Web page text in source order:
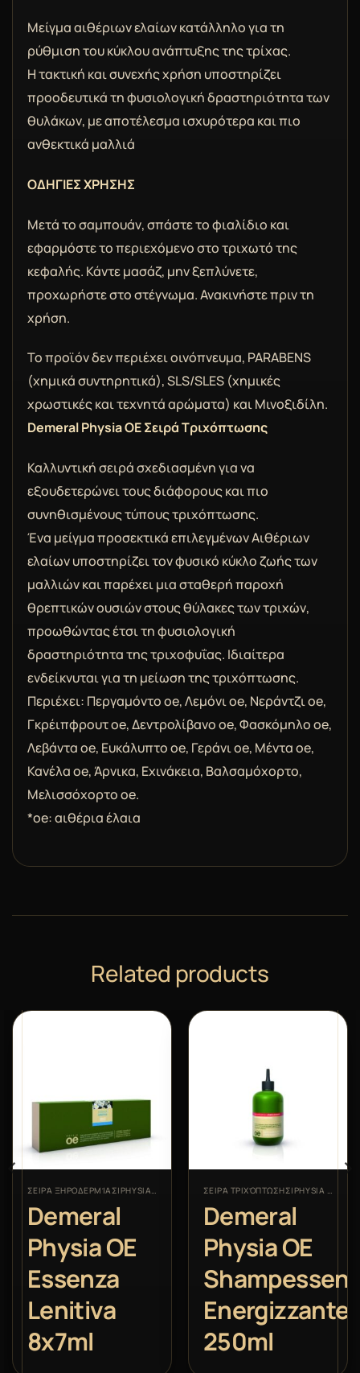
Μείγμα αιθέριων ελαίων κατάλληλο για τη
ρύθμιση του κύκλου ανάπτυξης της τρίχας.
Η τακτική και συνεχής χρήση υποστηρίζει
προοδευτικά τη φυσιολογική δραστηριότητα των
θυλάκων, με αποτέλεσμα ισχυρότερα και πιο
ανθεκτικά μαλλιά
ΟΔΗΓΙΕΣ ΧΡΗΣΗΣ
Μετά το σαμπουάν, σπάστε το φιαλίδιο και
εφαρμόστε το περιεχόμενο στο τριχωτό της
κεφαλής. Κάντε μασάζ, μην ξεπλύνετε,
προχωρήστε στο στέγνωμα. Ανακινήστε πριν τη
χρήση.
Το προϊόν δεν περιέχει οινόπνευμα, PARABENS
(χημικά συντηρητικά), SLS/SLES (χημικές
χρωστικές και τεχνητά αρώματα) και Μινοξιδίλη.
Demeral Physia OE Σειρά Τριχόπτωσης
Καλλυντική σειρά σχεδιασμένη για να
εξουδετερώνει τους διάφορους και πιο
συνηθισμένους τύπους τριχόπτωσης.
Ένα μείγμα προσεκτικά επιλεγμένων Αιθέριων
ελαίων υποστηρίζει τον φυσικό κύκλο ζωής των
μαλλιών και παρέχει μια σταθερή παροχή
θρεπτικών ουσιών στους θύλακες των τριχών,
προωθώντας έτσι τη φυσιολογική
δραστηριότητα της τριχοφυΐας. Ιδιαίτερα
ενδείκνυται για τη μείωση της τριχόπτωσης.
Περιέχει: Περγαμόντο oe, Λεμόνι oe, Νεράντζι oe,
Γκρέιπφρουτ oe, Δεντρολίβανο oe, Φασκόμηλο oe,
Λεβάντα oe, Ευκάλυπτο oe, Γεράνι oe, Μέντα oe,
Κανέλα oe, Άρνικα, Εχινάκεια, Βαλσαμόχορτο,
Μελισσόχορτο oe.
*oe: αιθέρια έλαια
Related products
Demeral
Physia OE
Essenza
Lenitiva
8x7ml
Demeral
Physia OE
Energizzante
250ml